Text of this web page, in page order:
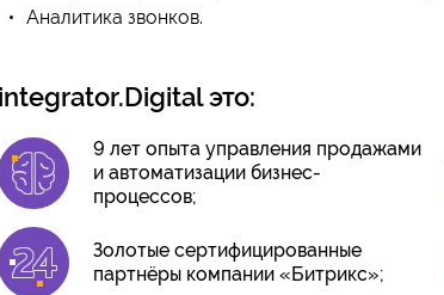
Аналитика звонков.
integrator.Digital это:
9 лет опыта управления продажами
и автоматизации бизнес-
процессов;
Золотые сертифицированные
партнёры компании «Битрикс»;